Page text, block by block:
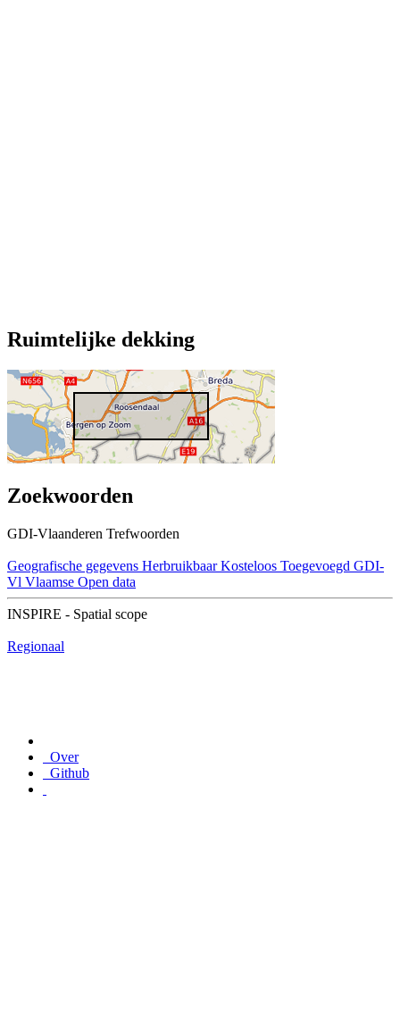
Ruimtelijke dekking
Zoekwoorden
GDI-Vlaanderen Trefwoorden
Geografische gegevens Herbruikbaar Kosteloos Toegevoegd GDI-
Vl Vlaamse Open data
INSPIRE - Spatial scope
Regionaal
Over
Github